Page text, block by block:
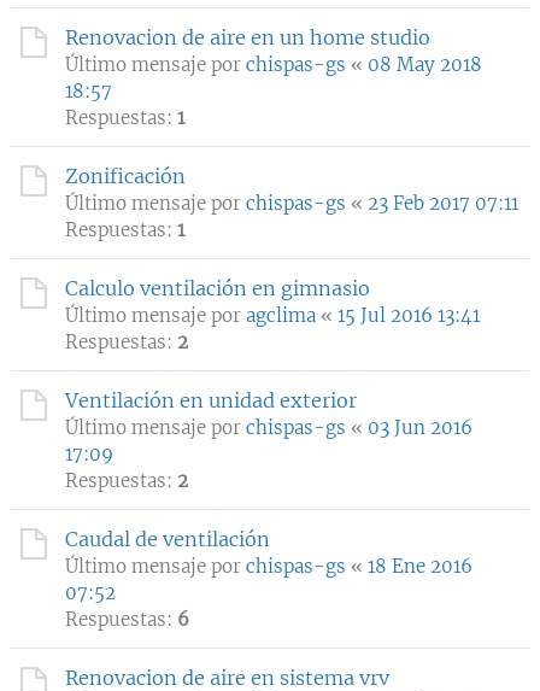
Renovacion de aire en un home studio
Último mensaje por chispas-gs « 08 May 2018
18:57
Respuestas: 1
Zonificación
Último mensaje por chispas-gs « 23 Feb 2017 07:11
Respuestas: 1
Calculo ventilación en gimnasio
Último mensaje por agclima « 15 Jul 2016 13:41
Respuestas: 2
Ventilación en unidad exterior
Último mensaje por chispas-gs « 03 Jun 2016
17:09
Respuestas: 2
Caudal de ventilación
Último mensaje por chispas-gs « 18 Ene 2016
07:52
Respuestas: 6
Renovacion de aire en sistema vrv